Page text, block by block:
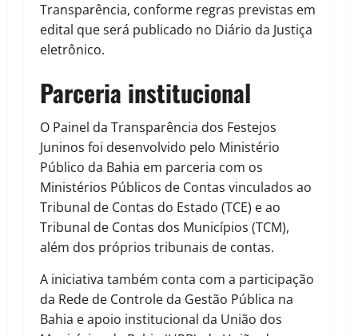
Transparência, conforme regras previstas em
edital que será publicado no Diário da Justiça
eletrônico.
Parceria institucional
O Painel da Transparência dos Festejos
Juninos foi desenvolvido pelo Ministério
Público da Bahia em parceria com os
Ministérios Públicos de Contas vinculados ao
Tribunal de Contas do Estado (TCE) e ao
Tribunal de Contas dos Municípios (TCM),
além dos próprios tribunais de contas.
A iniciativa também conta com a participação
da Rede de Controle da Gestão Pública na
Bahia e apoio institucional da União dos